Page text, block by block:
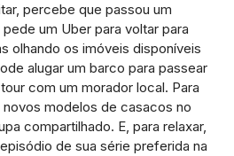
percebe que passou um
um Uber para voltar para
olhando os imóveis disponíveis
alugar um barco para passear
com um morador local. Para
modelos de casacos no
compartilhado. E, para relaxar,
de sua série preferida na